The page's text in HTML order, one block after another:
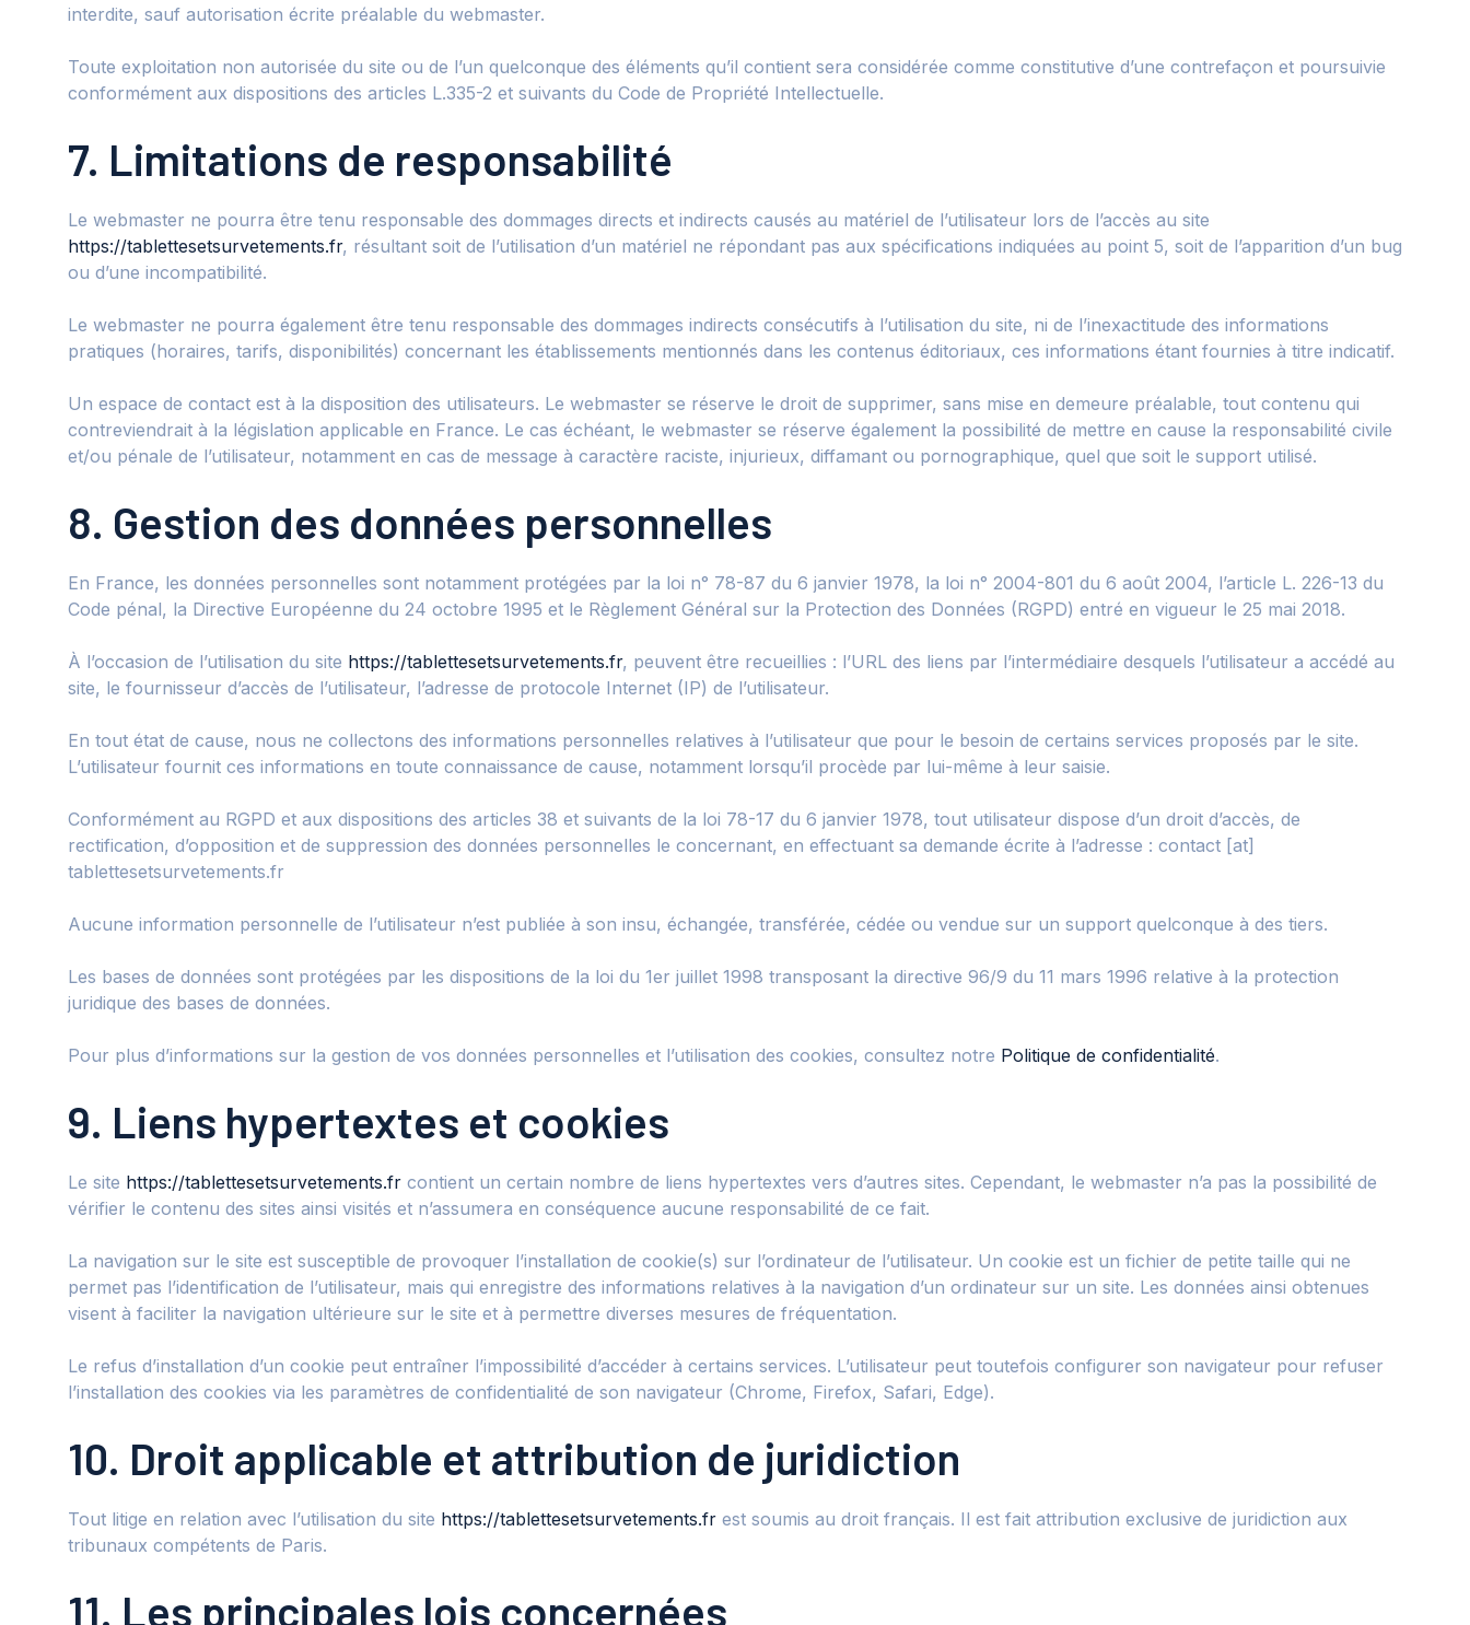
interdite, sauf autorisation écrite préalable du webmaster.
Toute exploitation non autorisée du site ou de l’un quelconque des éléments qu’il contient sera considérée comme constitutive d’une contrefaçon et poursuivie
conformément aux dispositions des articles L.335-2 et suivants du Code de Propriété Intellectuelle.
7. Limitations de responsabilité
Le webmaster ne pourra être tenu responsable des dommages directs et indirects causés au matériel de l’utilisateur lors de l’accès au site
https://tablettesetsurvetements.fr, résultant soit de l’utilisation d’un matériel ne répondant pas aux spécifications indiquées au point 5, soit de l’apparition d’un bug
ou d’une incompatibilité.
Le webmaster ne pourra également être tenu responsable des dommages indirects consécutifs à l’utilisation du site, ni de l’inexactitude des informations
pratiques (horaires, tarifs, disponibilités) concernant les établissements mentionnés dans les contenus éditoriaux, ces informations étant fournies à titre indicatif.
Un espace de contact est à la disposition des utilisateurs. Le webmaster se réserve le droit de supprimer, sans mise en demeure préalable, tout contenu qui
contreviendrait à la législation applicable en France. Le cas échéant, le webmaster se réserve également la possibilité de mettre en cause la responsabilité civile
et/ou pénale de l’utilisateur, notamment en cas de message à caractère raciste, injurieux, diffamant ou pornographique, quel que soit le support utilisé.
8. Gestion des données personnelles
En France, les données personnelles sont notamment protégées par la loi n° 78-87 du 6 janvier 1978, la loi n° 2004-801 du 6 août 2004, l’article L. 226-13 du
Code pénal, la Directive Européenne du 24 octobre 1995 et le Règlement Général sur la Protection des Données (RGPD) entré en vigueur le 25 mai 2018.
À l’occasion de l’utilisation du site https://tablettesetsurvetements.fr, peuvent être recueillies : l’URL des liens par l’intermédiaire desquels l’utilisateur a accédé au
site, le fournisseur d’accès de l’utilisateur, l’adresse de protocole Internet (IP) de l’utilisateur.
En tout état de cause, nous ne collectons des informations personnelles relatives à l’utilisateur que pour le besoin de certains services proposés par le site.
L’utilisateur fournit ces informations en toute connaissance de cause, notamment lorsqu’il procède par lui-même à leur saisie.
Conformément au RGPD et aux dispositions des articles 38 et suivants de la loi 78-17 du 6 janvier 1978, tout utilisateur dispose d’un droit d’accès, de
rectification, d’opposition et de suppression des données personnelles le concernant, en effectuant sa demande écrite à l’adresse : contact [at]
tablettesetsurvetements.fr
Aucune information personnelle de l’utilisateur n’est publiée à son insu, échangée, transférée, cédée ou vendue sur un support quelconque à des tiers.
Les bases de données sont protégées par les dispositions de la loi du 1er juillet 1998 transposant la directive 96/9 du 11 mars 1996 relative à la protection
juridique des bases de données.
Pour plus d’informations sur la gestion de vos données personnelles et l’utilisation des cookies, consultez notre Politique de confidentialité.
9. Liens hypertextes et cookies
Le site https://tablettesetsurvetements.fr contient un certain nombre de liens hypertextes vers d’autres sites. Cependant, le webmaster n’a pas la possibilité de
vérifier le contenu des sites ainsi visités et n’assumera en conséquence aucune responsabilité de ce fait.
La navigation sur le site est susceptible de provoquer l’installation de cookie(s) sur l’ordinateur de l’utilisateur. Un cookie est un fichier de petite taille qui ne
permet pas l’identification de l’utilisateur, mais qui enregistre des informations relatives à la navigation d’un ordinateur sur un site. Les données ainsi obtenues
visent à faciliter la navigation ultérieure sur le site et à permettre diverses mesures de fréquentation.
Le refus d’installation d’un cookie peut entraîner l’impossibilité d’accéder à certains services. L’utilisateur peut toutefois configurer son navigateur pour refuser
l’installation des cookies via les paramètres de confidentialité de son navigateur (Chrome, Firefox, Safari, Edge).
10. Droit applicable et attribution de juridiction
Tout litige en relation avec l’utilisation du site https://tablettesetsurvetements.fr est soumis au droit français. Il est fait attribution exclusive de juridiction aux
tribunaux compétents de Paris.
11. Les principales lois concernées